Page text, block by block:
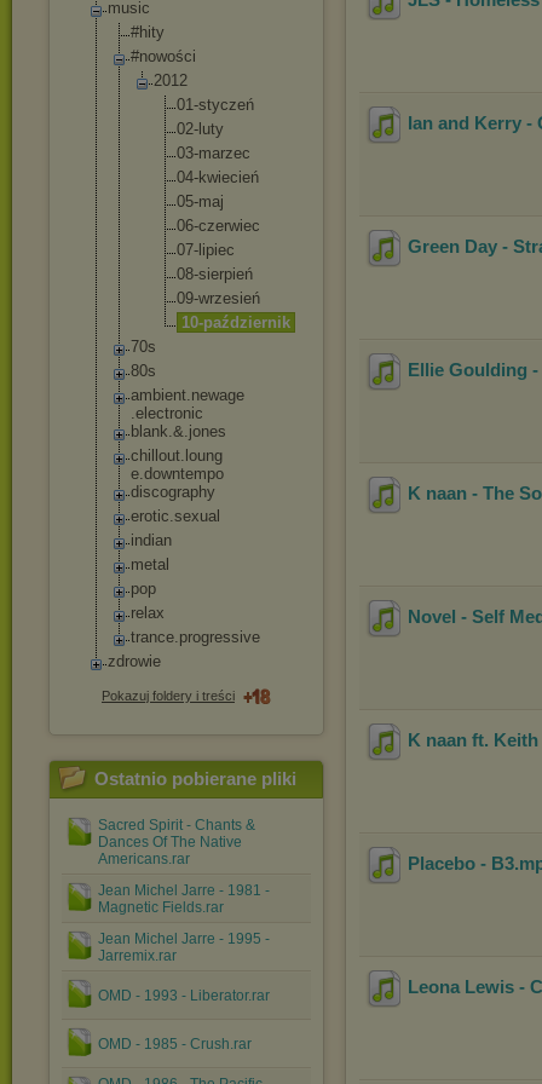
music
#hity
#nowości
2012
01-styczeń
02-luty
03-marzec
04-kwiecień
05-maj
06-czerwiec
07-lipiec
08-sierpień
09-wrzesień
10-październik
70s
80s
ambient.newage
.electronic
blank.&.jones
chillout.loung
e.downtempo
discography
erotic.sexual
indian
metal
pop
relax
trance.progressive
zdrowie
Pokazuj foldery i treści
Ostatnio pobierane pliki
Sacred Spirit - Chants &
Dances Of The Native
Americans.rar
Jean Michel Jarre - 1981 -
Magnetic Fields.rar
Jean Michel Jarre - 1995 -
Jarremix.rar
OMD - 1993 - Liberator.rar
OMD - 1985 - Crush.rar
Ian and Kerry -
Green Day -
Ellie Goulding
K naan - The
Novel - Self
K naan ft.
Placebo - B3
Leona Lewis -